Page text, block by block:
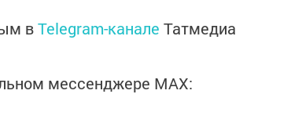
вTelegram-канале Татмедиа
мессенджере MАХ: